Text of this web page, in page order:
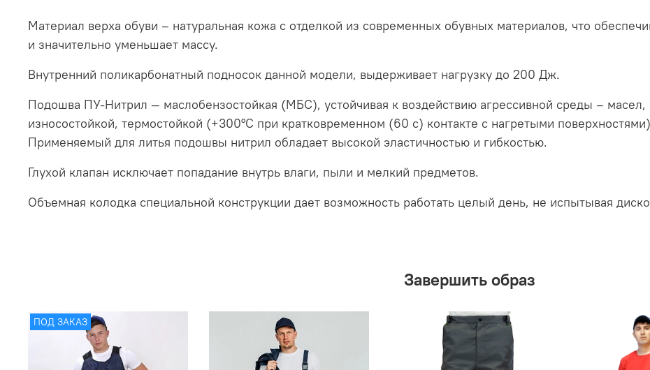
Материал верха обуви – натуральная кожа с отделкой из современных обувных материалов, что
и значительно уменьшает массу.
Внутренний поликарбонатный подносок данной модели, выдерживает нагрузку до 200 Дж.
Подошва ПУ-Нитрил — маслобензостойкая (МБС), устойчивая к воздействию агрессивной среды – масел,
износостойкой, термостойкой (+300°С при кратковременном (60 с) контакте с нагретыми
Применяемый для литья подошвы нитрил обладает высокой эластичностью и гибкостью.
Глухой клапан исключает попадание внутрь влаги, пыли и мелкий предметов.
Объемная колодка специальной конструкции дает возможность работать целый день, не испытывая
Завершить образ
ПОД ЗАКАЗ